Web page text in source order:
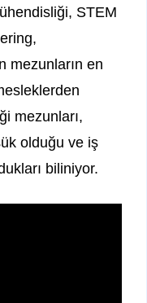
STEM
mezunların en
mezunları,
olduğu ve iş
biliniyor.